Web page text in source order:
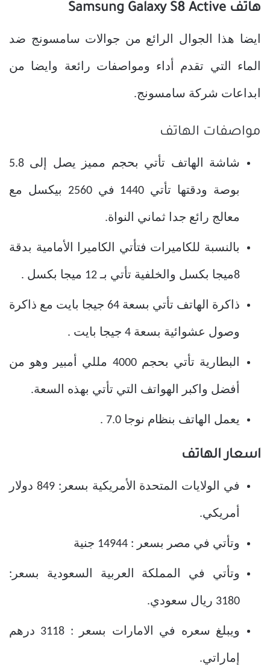
هاتف Samsung Galaxy S8 Active
ايضا هذا الجوال الرائع من جوالات سامسونج ضد
الماء التي تقدم أداء ومواصفات رائعة وايضا من
ابداعات شركة سامسونج.
مواصفات الهاتف
شاشة الهاتف تأتي بحجم مميز يصل إلى 5.8
بوصة ودقتها تأتي 1440 في 2560 بيكسل مع
معالج رائع جدا ثماني النواة.
بالنسبة للكاميرات فتأتي الكاميرا الأمامية بدقة
8ميجا بكسل والخلفية تأتي بـ 12 ميجا بكسل .
ذاكرة الهاتف تأتي بسعة 64 جيجا بايت مع ذاكرة
وصول عشوائية بسعة 4 جيجا بايت .
البطارية تأتي بحجم 4000 مللي أمبير وهو من
أفضل واكبر الهواتف التي تأتي بهذه السعة.
يعمل الهاتف بنظام نوجا 7.0 .
اسعار الهاتف
في الولايات المتحدة الأمريكية بسعر: 849 دولار
أمريكي.
وتأتي في مصر بسعر : 14944 جنية
وتأتي في المملكة العربية السعودية بسعر:
3180 ريال سعودي.
ويبلغ سعره في الامارات بسعر : 3118 درهم
إماراتي.